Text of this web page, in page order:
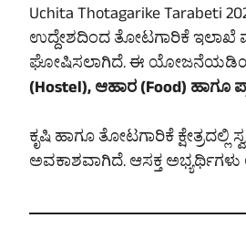
Uchita Thotagarike Tarabeti
ಉದ್ದೇಶದಿಂದ ತೋಟಗಾರಿಕೆ
ಘೋಷಿಸಲಾಗಿದೆ. ಈ
(Hostel), ಆಹಾರ (Food) ಹಾಗೂ
ಕೃಷಿ ಹಾಗೂ ತೋಟಗಾರಿಕೆ
ಅವಕಾಶವಾಗಿದೆ. ಆಸಕ್ತ